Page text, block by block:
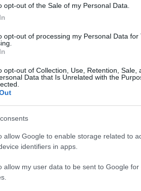
opt-out of the Sale of my Personal Data.
opt-out of processing my Personal Data for
opt-out of Collection, Use, Retention, Sale,
Data that Is Unrelated with the
allow Google to enable storage related to
identifiers in apps.
allow my user data to be sent to Google
a gyerekek szinte az
a házi feladatot. Az élet
is a hatékonyság elleni
segítségével harcba indul